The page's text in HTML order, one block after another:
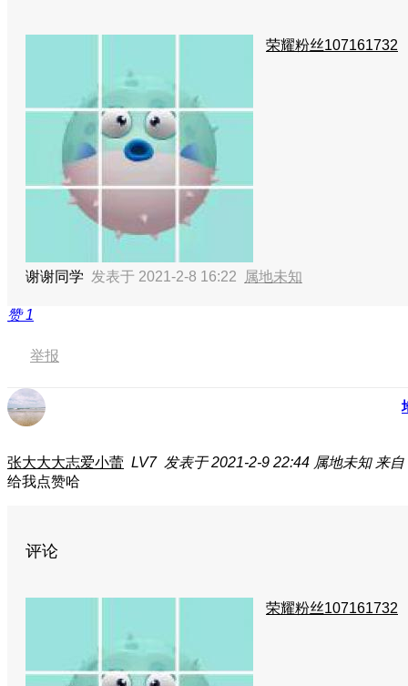
荣耀粉丝107161732
谢谢同学 发表于 2021-2-8 16:22 属地未知
赞1
举报
张大大大志爱小蕾 LV7 发表于 2021-2-9 22:44 属地未知 来
给我点赞哈
评论
荣耀粉丝107161732